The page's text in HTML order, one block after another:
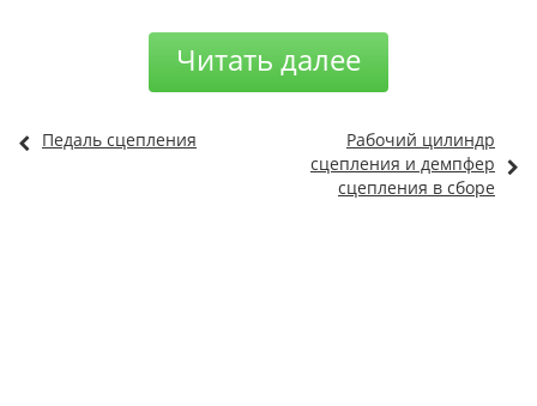
Читать далее
Педаль сцепления
Рабочий цилиндр
сцепления и демпфер
сцепления в сборе